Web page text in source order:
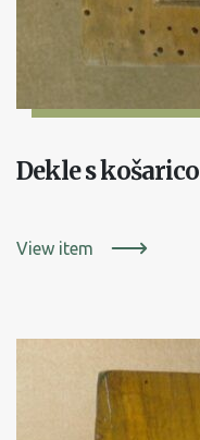
Dekle s košarico
View item